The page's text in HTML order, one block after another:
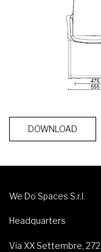
DOWNLOAD
We Do Spaces S.r.l.
Headquarters
Via XX Settembre, 272